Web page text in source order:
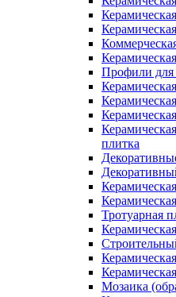
Профили для
плитка
Тротуарная
Мозаика